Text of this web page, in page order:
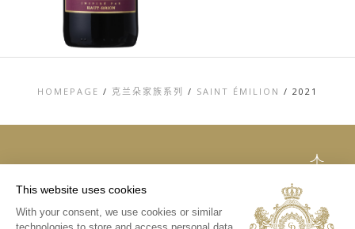
HOMEPAGE / 克兰朵家族系列 / SAINT ÉMILION / 2021
法律声明
This website uses cookies
With your consent, we use cookies or similar